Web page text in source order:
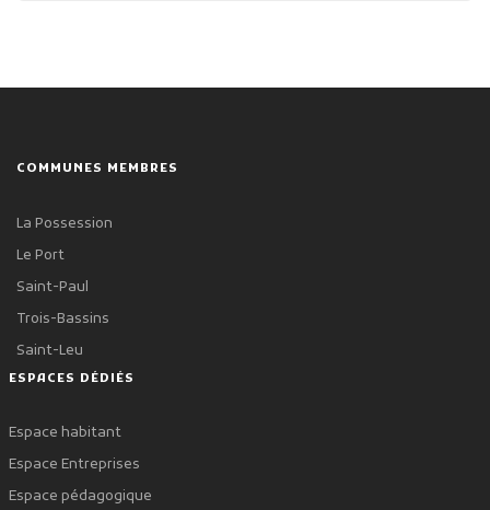
COMMUNES MEMBRES
La Possession
Le Port
Saint-Paul
Trois-Bassins
Saint-Leu
ESPACES DÉDIÉS
Espace habitant
Espace Entreprises
Espace pédagogique